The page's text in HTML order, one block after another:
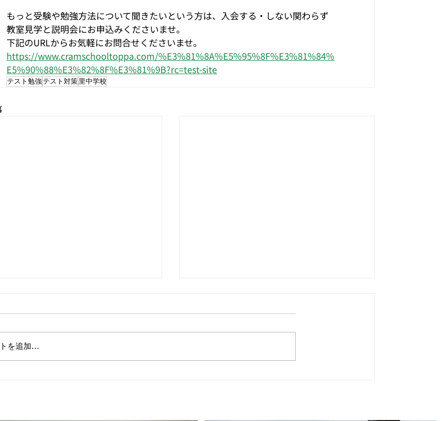
もっと受験や勉強方法について聞きたいという方は、入会する・しない関わらず
教室見学と説明会にお申込みくださいませ。
下記のURLからお気軽にお問合せくださいませ。
https://www.cramschooltoppa.com/%E3%81%8A%E5%95%8F%E3%81%84%
E5%90%88%E3%82%8F%E3%81%9B?rc=test-site
テスト勉強 テスト対策里中学校
を追加…